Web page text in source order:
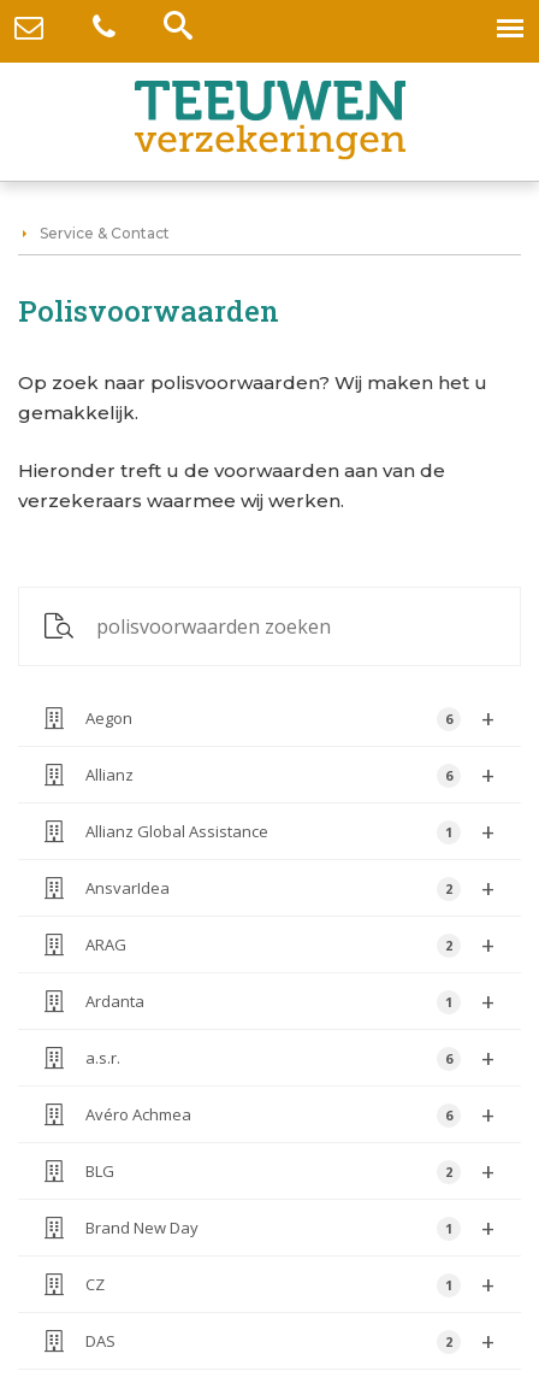
Service & Contact
Polisvoorwaarden
Op zoek naar polisvoorwaarden? Wij maken het u
gemakkelijk.
Hieronder treft u de voorwaarden aan van de
verzekeraars waarmee wij werken.